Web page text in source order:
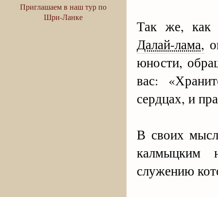
Приглашаем в наш тур по
Шри-Ланке
Так же,
Далай-лама,
юности,
вас:
сердцах, и
В своих
калмыцким
служению